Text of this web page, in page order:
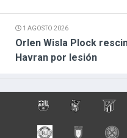
1 AGOSTO 2026
Orlen Wisla Plock
Havran por lesión